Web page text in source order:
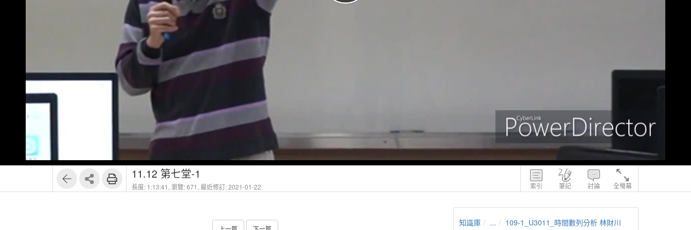
索引 筆記 討論 全螢幕
11.12 第七堂-1
長度: 1:13:41, 瀏覽: 671, 最近修訂: 2021-01-22
知識庫 ... 109-1_U3011_時間數列分析 林財川